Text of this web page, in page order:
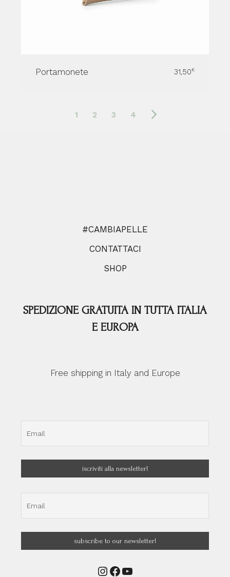
Portamonete 31,50€
1 2 3 4
#CAMBIAPELLE
CONTATTACI
SHOP
SPEDIZIONE GRATUITA IN TUTTA ITALIA
E EUROPA
Free shipping in Italy and Europe